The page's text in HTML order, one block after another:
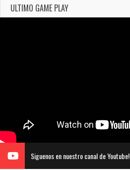
ULTIMO GAME PLAY
Siguenos en nuestro canal de Youtube!